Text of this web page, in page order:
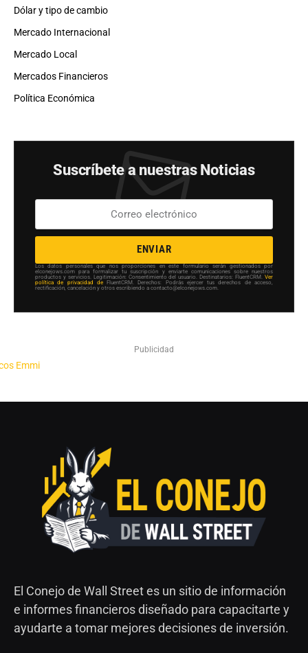
Dólar y tipo de cambio
Mercado Internacional
Mercado Local
Mercados Financieros
Política Económica
Suscríbete a nuestras Noticias
ENVIAR
Los datos personales que nos proporciones en este formulario serán gestionados por
elconejows.com para formalizar tu suscripción y enviarte comunicaciones sobre nuestros
productos y servicios. Legitimación: Consentimiento del usuario. Destinatarios: FluentCRM. Ver
política de privacidad de FluentCRM. Derechos: Podrás ejercer tus derechos de acceso,
rectificación, cancelación y otros escribiendo a contacto@elconejows.com.
Publicidad
El Conejo de Wall Street es un sitio de información
e informes financieros diseñado para capacitarte y
ayudarte a tomar mejores decisiones de inversión.